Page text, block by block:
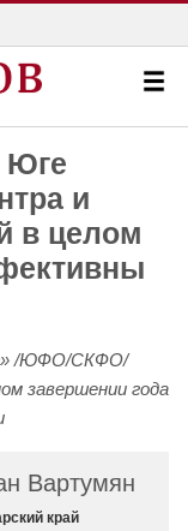
Юге
и
в целом
/ЮФО/СКФО/
завершении года
Вартумян
край